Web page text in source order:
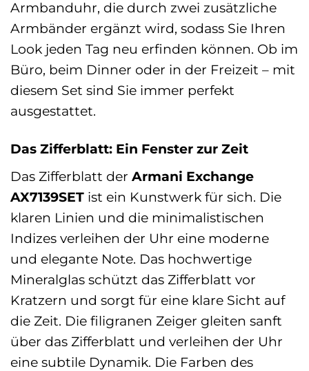
Armbanduhr, die durch zwei zusätzliche
Armbänder ergänzt wird, sodass Sie Ihren
Look jeden Tag neu erfinden können. Ob im
Büro, beim Dinner oder in der Freizeit – mit
diesem Set sind Sie immer perfekt
ausgestattet.
Das Zifferblatt: Ein Fenster zur Zeit
Das Zifferblatt der Armani Exchange
AX7139SET ist ein Kunstwerk für sich. Die
klaren Linien und die minimalistischen
Indizes verleihen der Uhr eine moderne
und elegante Note. Das hochwertige
Mineralglas schützt das Zifferblatt vor
Kratzern und sorgt für eine klare Sicht auf
die Zeit. Die filigranen Zeiger gleiten sanft
über das Zifferblatt und verleihen der Uhr
eine subtile Dynamik. Die Farben des